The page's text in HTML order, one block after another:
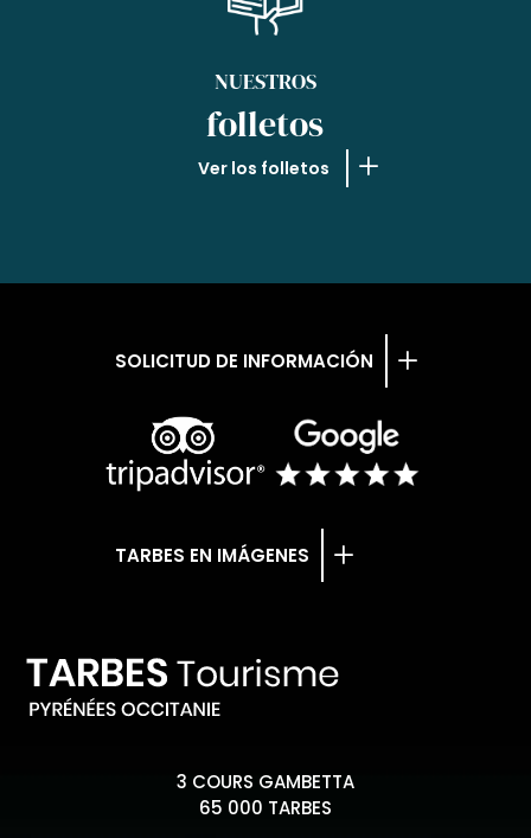
NUESTROS
folletos
Ver los folletos
SOLICITUD DE INFORMACIÓN
TARBES EN IMÁGENES
3 COURS GAMBETTA
65 000 TARBES